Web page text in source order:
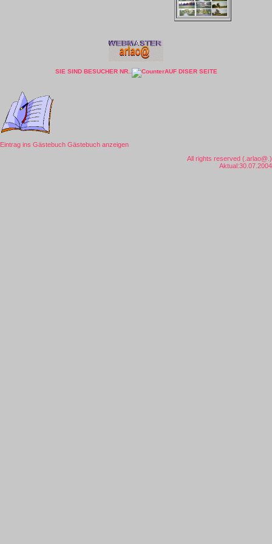
SIE SIND BESUCHER NR.. AUF DISER SEITE
Eintrag ins Gästebuch Gästebuch anzeigen
All rights reserved (.arlao@.)
Aktual:30.07.2004